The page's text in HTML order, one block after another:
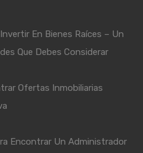
En Bienes Raíces – Un
Que Debes Considerar
Ofertas Inmobiliarias
Encontrar Un Administrador